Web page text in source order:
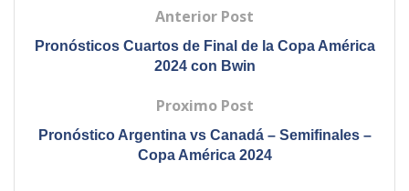
Anterior Post
Pronósticos Cuartos de Final de la Copa América
2024 con Bwin
Proximo Post
Pronóstico Argentina vs Canadá – Semifinales –
Copa América 2024